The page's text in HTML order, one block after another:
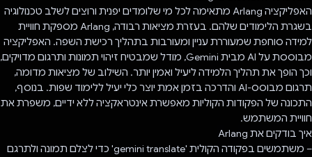
האפליקציה Arlang מתאימה לכל מי שלומדים יפנית ורוצים לשלב טכנולוגיה
בשגרת הלימודים שלהם. בעזרת מציאות רבודה, Arlang מספקת חוויית
למידה סוחפת שמעוררת עניין ומעורבות בתהליך רכישת השפה. האפליקציה
מבוססת על AI מבית Gemini, מודל שמבטיח זיהוי תמונות ותרגום מדויקים,
וכך הופך את תהליך הלמידה ליעיל ואמין יותר. השילוב של מציאות מדומה,
תרגום מבוסס-AI והדרכה בזמן אמת יוצר כלי יעיל ללימוד שפות. בנוסף,
התכונה של הפקודות הקוליות מאפשרת אינטראקציה ללא ידיים, משפרת את
חוויית המשתמש.
איך בודקים את Arlang
– משתמשים בפקודה הקולית 'gemini translate' כדי לצלם תמונה ולתרגם